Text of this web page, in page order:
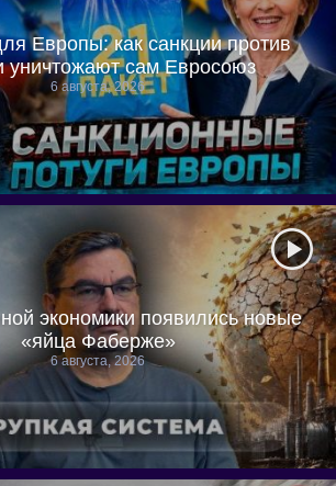
Европы: как санкции против
уничтожают сам Евросоюз
6 августа, 2026
экономики появились новые
«яйца Фаберже»
6 августа, 2026